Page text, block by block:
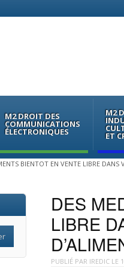
M2 DROIT DES
COMMUNICATIONS
ÉLECTRONIQUES
M2
ET
BIENTOT EN VENTE LIBRE
DES
LIBRE
PUBLIÉ PAR IREDICLE